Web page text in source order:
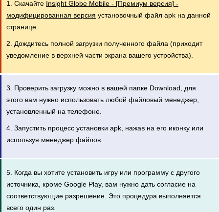
1. Скачайте Insight Globe Mobile - [Премиум версия] -
модифицированная версия установочный файл apk на данной
странице.
2. Дождитесь полной загрузки полученного файла (приходит
уведомление в верхней части экрана вашего устройства).
3. Проверить загрузку можно в вашей папке Download, для
этого вам нужно использовать любой файловый менеджер,
установленный на телефоне.
4. Запустить процесс установки apk, нажав на его иконку или
используя менеджер файлов.
5. Когда вы хотите установить игру или программу с другого
источника, кроме Google Play, вам нужно дать согласие на
соответствующие разрешение. Это процедура выполняется
всего один раз.